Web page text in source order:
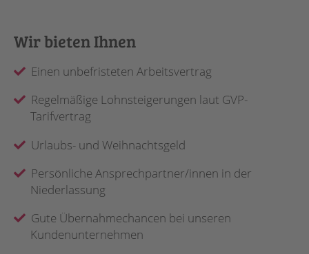
Wir bieten Ihnen
Einen unbefristeten Arbeitsvertrag
Regelmäßige Lohnsteigerungen laut GVP-
Tarifvertrag
Urlaubs- und Weihnachtsgeld
Persönliche Ansprechpartner/innen in der
Niederlassung
Gute Übernahmechancen bei unseren
Kundenunternehmen